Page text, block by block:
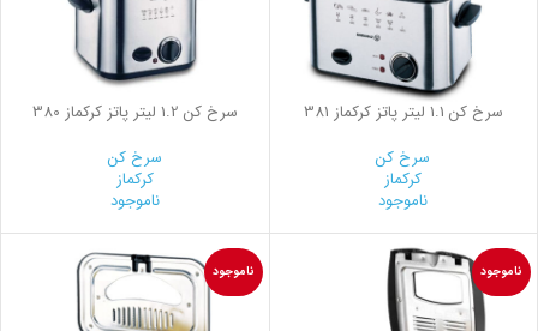
سرخ کن 1.1 لیتر پاتز کرکماز 381
سرخ کن
کرکماز
ناموجود
سرخ کن 1.2 لیتر پاتز کرکماز 380
سرخ کن
کرکماز
ناموجود
ناموجود ناموجود